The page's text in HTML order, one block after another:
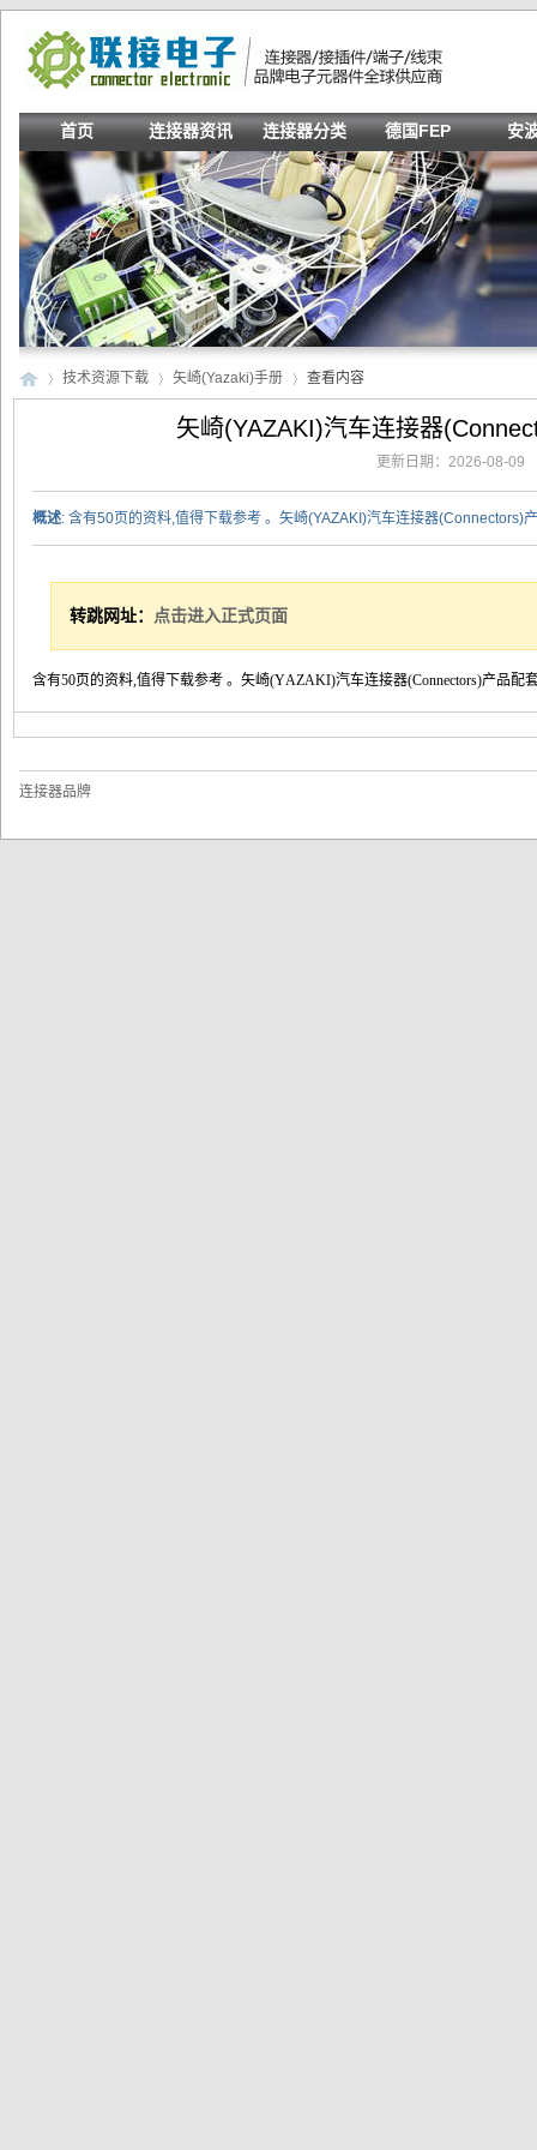
首页 连接器资讯 连接器分类 德国FEP 安
技术资源下载 矢崎(Yazaki)手册 查看内容
矢崎(YAZAKI)汽车连接器
更新日期：2026-08-09
概述: 含有50页的资料,值得下载参考 。矢崎(YAZAKI)汽车连接器(Connectors)
转跳网址： 点击进入正式页面
含有50页的资料,值得下载参考 。 矢崎(YAZAKI)汽车连接器(Connectors)产品配
连接器品牌